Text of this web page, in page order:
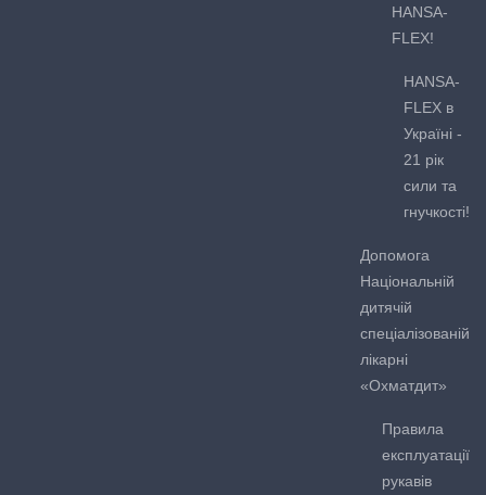
HANSA-
FLEX!
HANSA-
FLEX в
Україні -
21 рік
сили та
гнучкості!
Допомога
Національній
дитячій
спеціалізованій
лікарні
«Охматдит»
Правила
експлуатації
рукавів